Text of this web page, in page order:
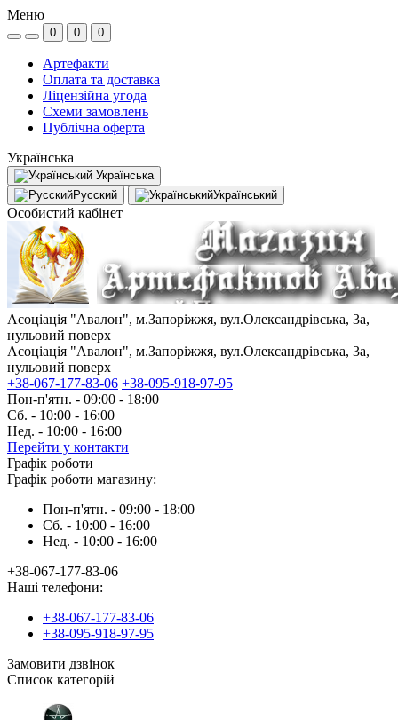
Меню
0 0 0
Артефакти
Оплата та доставка
Ліцензійна угода
Схеми замовлень
Публічна оферта
Українська
Українська
Русский
Український
Особистий кабінет
Асоціація "Авалон", м.Запоріжжя, вул.Олександрівська, 3а,
нульовий поверх
Асоціація "Авалон", м.Запоріжжя, вул.Олександрівська, 3а,
нульовий поверх
+38-067-177-83-06 +38-095-918-97-95
Пон-п'ятн. - 09:00 - 18:00
Сб. - 10:00 - 16:00
Нед. - 10:00 - 16:00
Перейти у контакти
Графік роботи
Графік роботи магазину:
Пон-п'ятн. - 09:00 - 18:00
Сб. - 10:00 - 16:00
Нед. - 10:00 - 16:00
+38-067-177-83-06
Наші телефони:
+38-067-177-83-06
+38-095-918-97-95
Замовити дзвінок
Список категорій